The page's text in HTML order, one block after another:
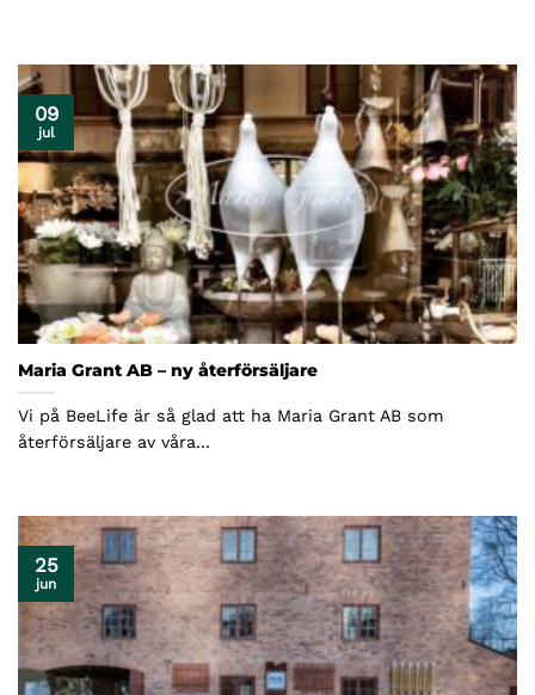
Maria Grant AB – ny återförsäljare
Vi på BeeLife är så glad att ha Maria Grant AB som
återförsäljare av våra...
09
jul
25
jun